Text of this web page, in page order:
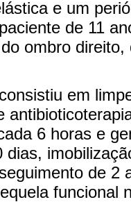
e um
de 11
ombro
em
6 horas e
dias,
de 2
funcional